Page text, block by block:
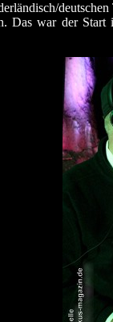
Das war der Start